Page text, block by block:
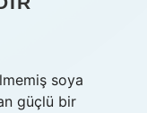
soya
güçlü bir